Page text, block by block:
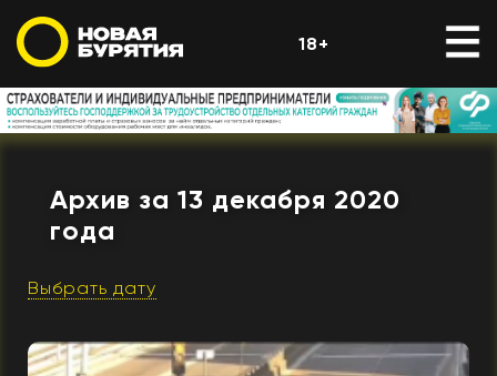
18+
Архив за 13 декабря 2020
года
Выбрать дату